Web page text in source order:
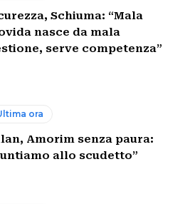
Schiuma: “Mala
nasce da mala
serve competenza”
ora
Amorim senza paura:
allo scudetto”